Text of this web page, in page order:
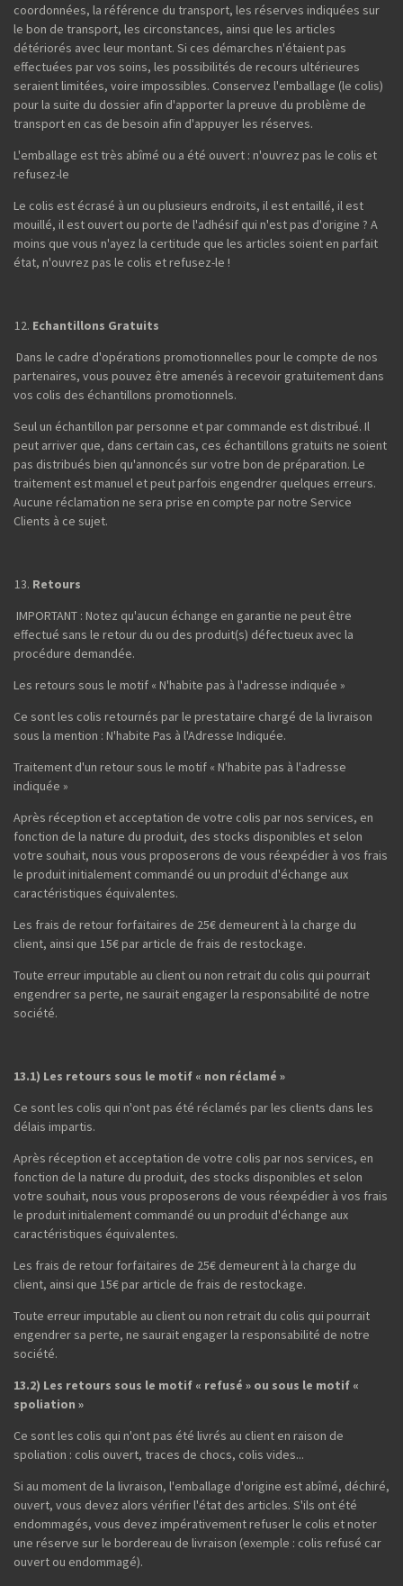
coordonnées, la référence du transport, les réserves indiquées sur
le bon de transport, les circonstances, ainsi que les articles
détériorés avec leur montant. Si ces démarches n'étaient pas
effectuées par vos soins, les possibilités de recours ultérieures
seraient limitées, voire impossibles. Conservez l'emballage (le colis)
pour la suite du dossier afin d'apporter la preuve du problème de
transport en cas de besoin afin d'appuyer les réserves.
L'emballage est très abîmé ou a été ouvert : n'ouvrez pas le colis et
refusez-le
Le colis est écrasé à un ou plusieurs endroits, il est entaillé, il est
mouillé, il est ouvert ou porte de l'adhésif qui n'est pas d'origine ? A
moins que vous n'ayez la certitude que les articles soient en parfait
état, n'ouvrez pas le colis et refusez-le !
Echantillons Gratuits
Dans le cadre d'opérations promotionnelles pour le compte de nos
partenaires, vous pouvez être amenés à recevoir gratuitement dans
vos colis des échantillons promotionnels.
Seul un échantillon par personne et par commande est distribué. Il
peut arriver que, dans certain cas, ces échantillons gratuits ne soient
pas distribués bien qu'annoncés sur votre bon de préparation. Le
traitement est manuel et peut parfois engendrer quelques erreurs.
Aucune réclamation ne sera prise en compte par notre Service
Clients à ce sujet.
Retours
IMPORTANT : Notez qu'aucun échange en garantie ne peut être
effectué sans le retour du ou des produit(s) défectueux avec la
procédure demandée.
Les retours sous le motif « N'habite pas à l'adresse indiquée »
Ce sont les colis retournés par le prestataire chargé de la livraison
sous la mention : N'habite Pas à l'Adresse Indiquée.
Traitement d'un retour sous le motif « N'habite pas à l'adresse
indiquée »
Après réception et acceptation de votre colis par nos services, en
fonction de la nature du produit, des stocks disponibles et selon
votre souhait, nous vous proposerons de vous réexpédier à vos frais
le produit initialement commandé ou un produit d'échange aux
caractéristiques équivalentes.
Les frais de retour forfaitaires de 25€ demeurent à la charge du
client, ainsi que 15€ par article de frais de restockage.
Toute erreur imputable au client ou non retrait du colis qui pourrait
engendrer sa perte, ne saurait engager la responsabilité de notre
société.
13.1) Les retours sous le motif « non réclamé »
Ce sont les colis qui n'ont pas été réclamés par les clients dans les
délais impartis.
Après réception et acceptation de votre colis par nos services, en
fonction de la nature du produit, des stocks disponibles et selon
votre souhait, nous vous proposerons de vous réexpédier à vos frais
le produit initialement commandé ou un produit d'échange aux
caractéristiques équivalentes.
Les frais de retour forfaitaires de 25€ demeurent à la charge du
client, ainsi que 15€ par article de frais de restockage.
Toute erreur imputable au client ou non retrait du colis qui pourrait
engendrer sa perte, ne saurait engager la responsabilité de notre
société.
13.2) Les retours sous le motif « refusé » ou sous le motif «
spoliation »
Ce sont les colis qui n'ont pas été livrés au client en raison de
spoliation : colis ouvert, traces de chocs, colis vides...
Si au moment de la livraison, l'emballage d'origine est abîmé, déchiré,
ouvert, vous devez alors vérifier l'état des articles. S'ils ont été
endommagés, vous devez impérativement refuser le colis et noter
une réserve sur le bordereau de livraison (exemple : colis refusé car
ouvert ou endommagé).